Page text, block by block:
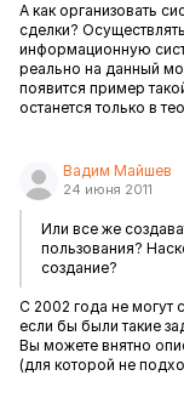
А как организовать
сделки?
информационную
реально на данный
появится пример
останется только в
Вадим Майшев
24 июня 2011
Или все же
пользования?
создание?
С 2002 года не могут
если бы были такие
Вы можете внятно
(для которой не